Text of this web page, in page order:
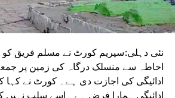
نئی دہلی:سپریم کورٹ نے مسلم فریق کو
احاطہ سے منسلک درگاہ کی زمین پر
ادائیگی کی اجازت دی ہے۔ کورٹ نے
ادائیگی ہمارا فرض ہے۔ اسے سلب نہیں